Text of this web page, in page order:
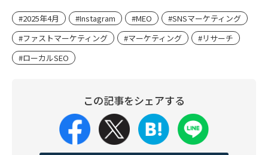
#2025年4月 #Instagram #MEO
#SNSマーケティング
#ファストマーケティング
#マーケティング
#リサーチ
#ローカルSEO
この記事をシェアする